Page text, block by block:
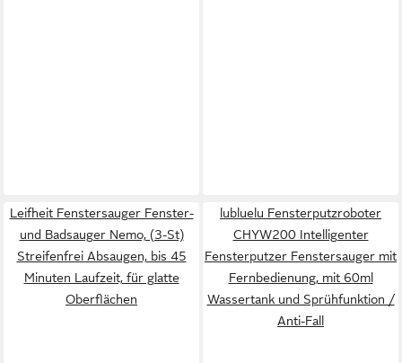
Leifheit Fenstersauger Fenster-
und Badsauger Nemo, (3-St)
Streifenfrei Absaugen, bis 45
Minuten Laufzeit, für glatte
Oberflächen
lubluelu Fensterputzroboter
CHYW200 Intelligenter
Fensterputzer Fenstersauger mit
Fernbedienung, mit 60ml
Wassertank und Sprühfunktion /
Anti-Fall